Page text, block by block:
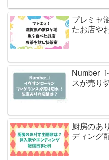
プレミセ
たお店や
Number_i
スが売り
厨房のあ
ディング